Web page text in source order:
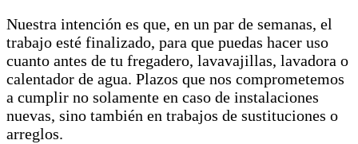
Nuestra intención es que, en un par de semanas, el
trabajo esté finalizado, para que puedas hacer uso
cuanto antes de tu fregadero, lavavajillas, lavadora o
calentador de agua. Plazos que nos comprometemos
a cumplir no solamente en caso de instalaciones
nuevas, sino también en trabajos de sustituciones o
arreglos.